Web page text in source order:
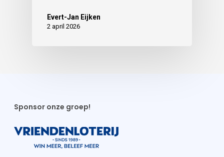
Evert-Jan Eijken
2 april 2026
Sponsor onze groep!